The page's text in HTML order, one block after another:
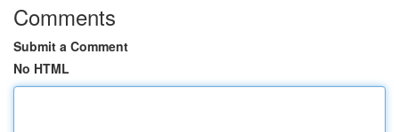
Comments
Submit a Comment
No HTML